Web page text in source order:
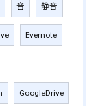
音 静音
Evernote
GoogleDrive